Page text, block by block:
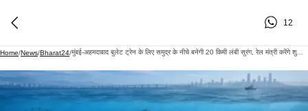
12
Home/News/Bharat24/ मुंबई-अहमदाबाद बुलेट ट्रेन के लिए समुद्र के नीचे बनेगी 20 किमी लंबी सुरंग, रेल मंत्री करेंगे शुभारंभ